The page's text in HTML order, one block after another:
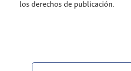
los derechos de publicación.